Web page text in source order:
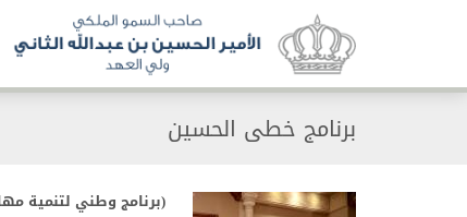
برنامج خطى الحسين
(برنامج وطني لتنمية